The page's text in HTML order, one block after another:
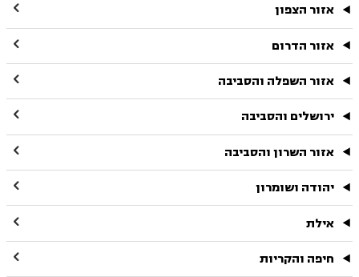
אזור הצפון 
אזור הדרום 
אזור השפלה והסביבה 
ירושלים והסביבה 
אזור השרון והסביבה 
יהודה ושומרון 
אילת 
חיפה והקריות 